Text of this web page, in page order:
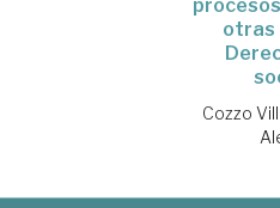
otras
Cozzo